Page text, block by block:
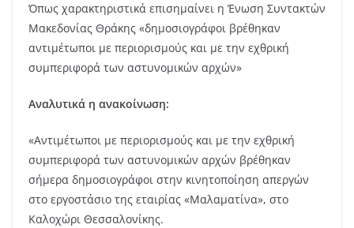
Όπως χαρακτηριστικά επισημαίνει η Ένωση Συντακτών
Μακεδονίας Θράκης «δημοσιογράφοι βρέθηκαν
αντιμέτωποι με περιορισμούς και με την εχθρική
συμπεριφορά των αστυνομικών αρχών»
Αναλυτικά η ανακοίνωση:
«Αντιμέτωποι με περιορισμούς και με την εχθρική
συμπεριφορά των αστυνομικών αρχών βρέθηκαν
σήμερα δημοσιογράφοι στην κινητοποίηση απεργών
στο εργοστάσιο της εταιρίας «Μαλαματίνα», στο
Καλοχώρι Θεσσαλονίκης.